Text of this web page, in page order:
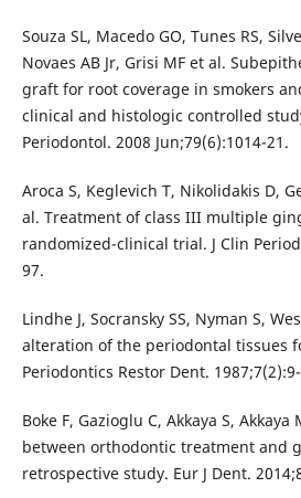
Souza SL, Macedo GO, Tunes RS,
Novaes AB Jr, Grisi MF et al.
graft for root coverage in smokers
clinical and histologic controlled
Periodontol. 2008 Jun;79(6):1014-21.
Aroca S, Keglevich T, Nikolidakis D,
al. Treatment of class III multiple
randomized-clinical trial. J Clin
97.
Lindhe J, Socransky SS, Nyman S,
alteration of the periodontal tissues
Periodontics Restor Dent.
Boke F, Gazioglu C, Akkaya S,
between orthodontic treatment and
retrospective study. Eur J Dent.